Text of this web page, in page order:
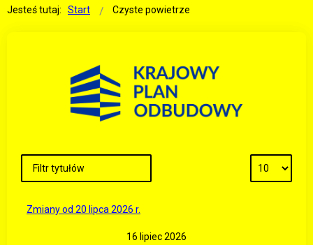
Jesteś tutaj: Start Czyste powietrze
Zmiany od 20 lipca 2026 r.
16 lipiec 2026